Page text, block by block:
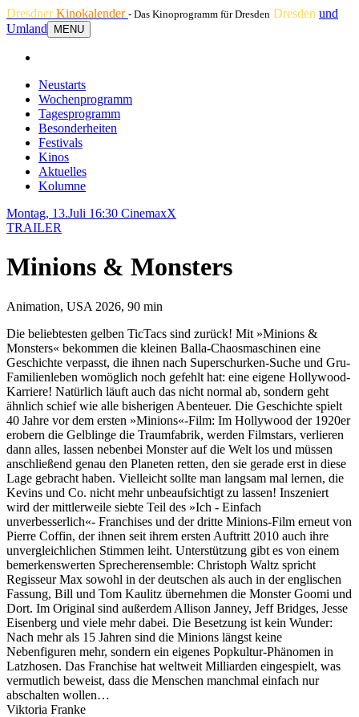
DresdnerKinokalender - Das Kinoprogramm für Dresden Dresden und
Umland
MENU
Neustarts
Wochenprogramm
Tagesprogramm
Besonderheiten
Festivals
Kinos
Aktuelles
Kolumne
Montag, 13.Juli 16:30 CinemaxX
TRAILER
Minions & Monsters
Animation, USA 2026, 90 min
Die beliebtesten gelben TicTacs sind zurück! Mit »Minions &
Monsters« bekommen die kleinen Balla-Chaosmaschinen eine
Geschichte verpasst, die ihnen nach Superschurken-Suche und Gru-
Familienleben womöglich noch gefehlt hat: eine eigene Hollywood-
Karriere! Natürlich läuft auch das nicht normal ab, sondern geht
ähnlich schief wie alle bisherigen Abenteuer. Die Geschichte spielt
40 Jahre vor dem ersten »Minions«-Film: Im Hollywood der 1920er
erobern die Gelblinge die Traumfabrik, werden Filmstars, verlieren
dann alles, lassen nebenbei Monster auf die Welt los und müssen
anschließend genau den Planeten retten, den sie gerade erst in diese
Lage gebracht haben. Vielleicht sollte man langsam mal lernen, die
Kevins und Co. nicht mehr unbeaufsichtigt zu lassen! Inszeniert
wird der mittlerweile siebte Teil des »Ich - Einfach
unverbesserlich«- Franchises und der dritte Minions-Film erneut von
Pierre Coffin, der ihnen seit ihrem ersten Auftritt 2010 auch ihre
unvergleichlichen Stimmen leiht. Unterstützung gibt es von einem
bemerkenswerten Sprecherensemble: Christoph Waltz spricht
Regisseur Max sowohl in der deutschen als auch in der englischen
Fassung, Bill und Tom Kaulitz übernehmen die Monster Goomi und
Dort. Im Original sind außerdem Allison Janney, Jeff Bridges, Jesse
Eisenberg und viele mehr dabei. Die Besetzung ist kein Wunder:
Nach mehr als 15 Jahren sind die Minions längst keine
Nebenfiguren mehr, sondern ein eigenes Popkultur-Phänomen in
Latzhosen. Das Franchise hat weltweit Milliarden eingespielt, was
vermutlich beweist, dass die Menschen manchmal einfach nur
abschalten wollen…
Viktoria Franke